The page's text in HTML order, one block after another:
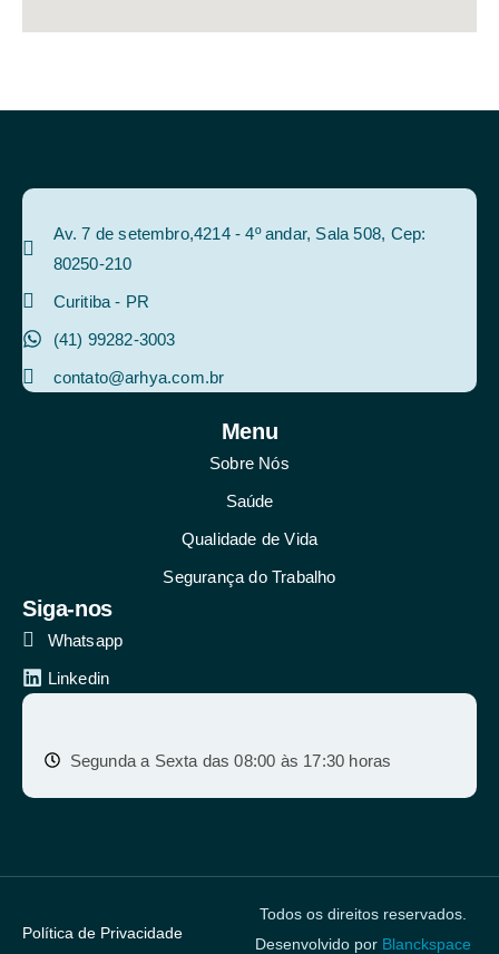
Av. 7 de setembro,4214 - 4º andar, Sala 508, Cep:
80250-210
Curitiba - PR
(41) 99282‑3003‬
contato@arhya.com.br
Menu
Sobre Nós
Saúde
Qualidade de Vida
Segurança do Trabalho
Siga-nos
Whatsapp
Linkedin
Segunda a Sexta das 08:00 às 17:30 horas
Todos os direitos reservados.
Desenvolvido por Blanckspace
Política de Privacidade